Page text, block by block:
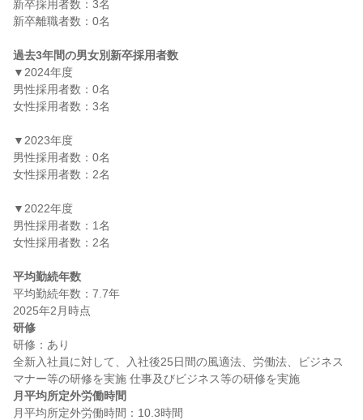
新卒採用者数：3名
新卒離職者数：0名
過去3年間の男女別新卒採用者数
▼2024年度
男性採用者数：0名
女性採用者数：3名
▼2023年度
男性採用者数：0名
女性採用者数：2名
▼2022年度
男性採用者数：1名
女性採用者数：2名
平均勤続年数
平均勤続年数：7.7年
研修
研修：あり
全新入社員に対して、入社後25日間の風適法、労働法、ビジネス
月平均所定外労働時間
月平均所定外労働時間：10.3時間